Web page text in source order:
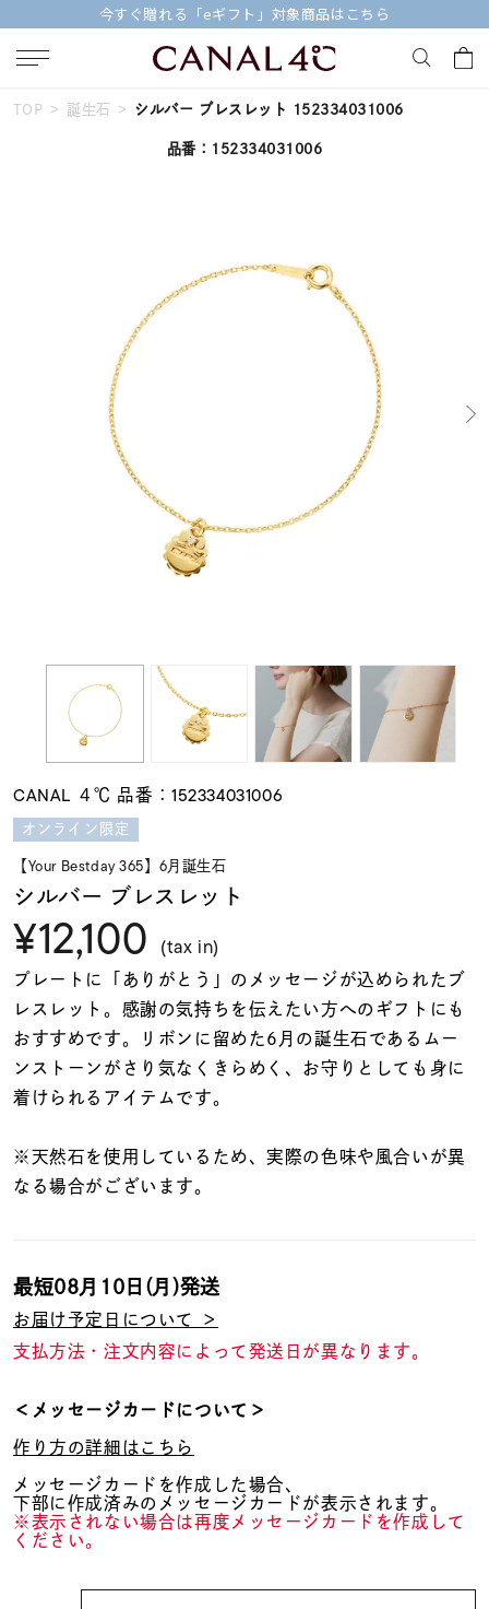
今すぐ贈れる「eギフト」対象商品はこちら
キーワードで検索する
#ダイヤモンド ネックレス
#エタニティ
Canal４℃
すべてのジュエリー
モチーフ
石の色
ファッションテイス
ト
着用シーン
コレクション
リングサイズ
価格 ¥0
TOP 誕生石 シルバー ブレスレット 152334031006
品番：152334031006
CANAL ４℃ 品番：152334031006
オンライン限定
【Your Bestday 365】6月誕生石
シルバー ブレスレット
¥12,100 (tax in)
プレートに「ありがとう」のメッセージが込められたブ
レスレット。感謝の気持ちを伝えたい方へのギフトにも
おすすめです。リボンに留めた6月の誕生石であるムー
ンストーンがさり気なくきらめく、お守りとしても身に
着けられるアイテムです。
※天然石を使用しているため、実際の色味や風合いが異
なる場合がございます。
最短08月10日(月)発送
お届け予定日について ＞
支払方法・注文内容によって発送日が異なります。
＜メッセージカードについて＞
作り方の詳細はこちら
メッセージカードを作成した場合、
下部に作成済みのメッセージカードが表示されます。
※表示されない場合は再度メッセージカードを作成して
ください。